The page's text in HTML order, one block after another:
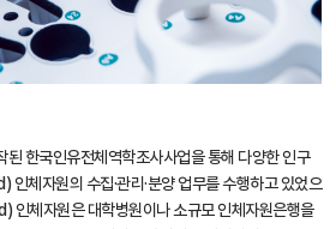
한국인유전체역학조사사업을 통해 다양한 인구
체자원의 수집·관리·분양 업무를 수행하고 있었으
체자원은 대학병원이나 소규모 인체자원은행을